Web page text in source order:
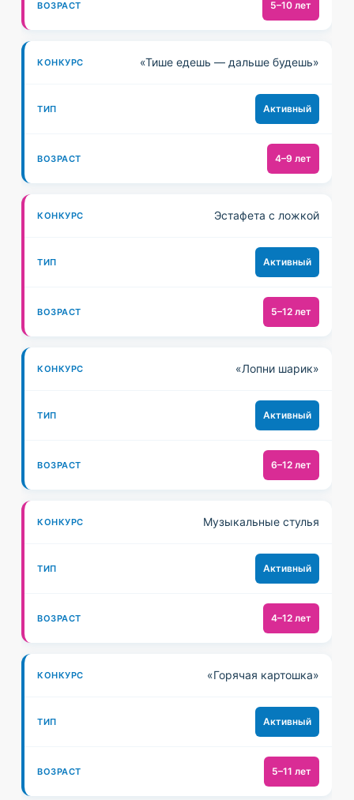
5–10 лет
«Тише едешь — дальше будешь»
Активный
4–9 лет
Эстафета с ложкой
Активный
5–12 лет
«Лопни шарик»
Активный
6–12 лет
Музыкальные стулья
Активный
4–12 лет
«Горячая картошка»
Активный
5–11 лет